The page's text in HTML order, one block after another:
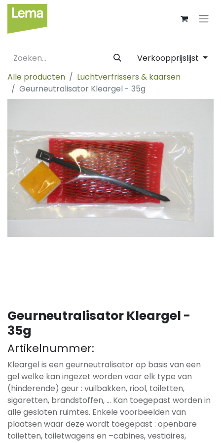
Verkoopprijslijst
Alle producten
Luchtverfrissers & kaarsen
Geurneutralisator Kleargel - 35g
Geurneutralisator Kleargel -
35g
Artikelnummer:
Kleargel is een geurneutralisator op basis van een
gel welke kan ingezet worden voor elk type van
(hinderende) geur : vuilbakken, riool, toiletten,
sigaretten, brandstoffen, … Kan toegepast worden in
alle gesloten ruimtes. Enkele voorbeelden van
plaatsen waar deze wordt toegepast : openbare
toiletten, toiletwagens en –cabines, vestiaires,